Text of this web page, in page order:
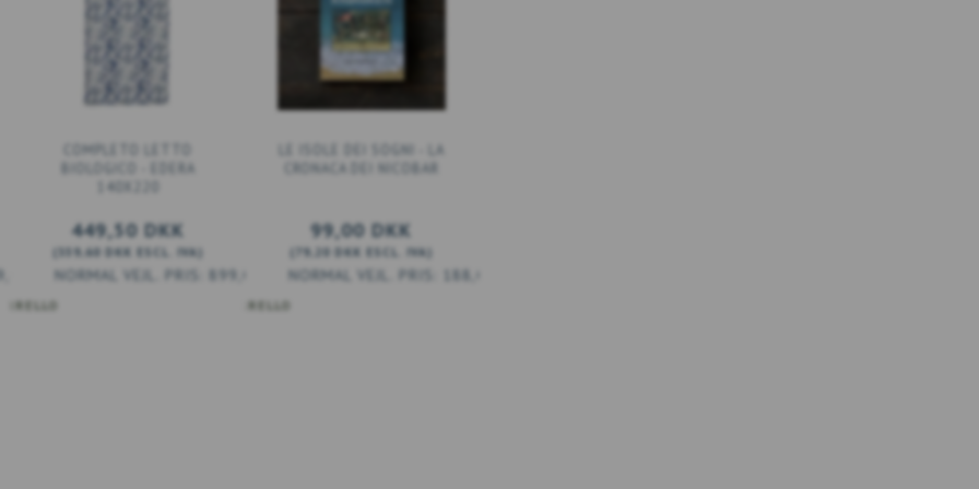
DKK
COMPLETO LETTO
BIOLOGICO - EDERA
140X220
449,50 DKK
(359,60 DKK ESCL. IVA)
899,00 DKK
LE ISOLE DEI SOGNI - LA
CRONACA DEI NICOBAR
99,00 DKK
( 79,20 DKK ESCL. IVA)
188,00 DKK
AGGIUNGI AL CARRELLO